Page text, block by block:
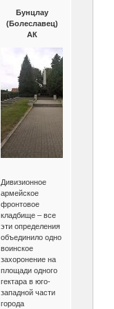
Бунцлау
(Болеславец)
АК
Дивизионное
армейское
фронтовое
кладбище – все
эти определения
объединило одно
воинское
захоронение на
площади одного
гектара в юго-
западной части
города